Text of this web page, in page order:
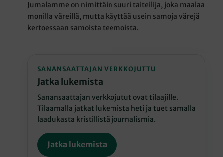
Jumalamme on nimittäin suuri taiteilija, joka maalaa
monilla väreillä, mutta käyttää usein samoja värejä
kertoessaan samoista teemoista.
SANANSAATTAJAN VERKKOJUTTU
Jatka lukemista
Sanansaattajan verkkojutut ovat tilaajille.
Tilaamalla jatkat lukemista heti ja tuet samalla
laadukasta kristillistä journalismia.
Jatka lukemista